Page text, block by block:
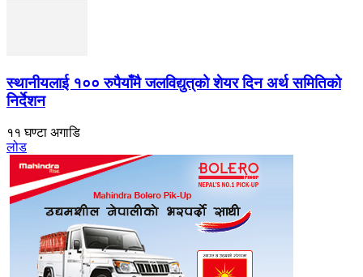
स्थानीयलाई १०० रुपैयाँमै जलविद्युत्‌को शेयर दिन अर्थ समितिको
निर्देशन
११ घण्टा अगाडि
लोड